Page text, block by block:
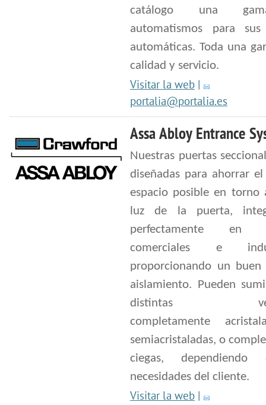
catálogo una
automatismos para sus
automáticas. Toda una
calidad y servicio.
Visitar la web |
portalia@portalia.es
Assa Abloy Entrance
Nuestras puertas
diseñadas para ahorrar
espacio posible en torno
luz de la puerta,
perfectamente en
comerciales e
proporcionando un
aislamiento. Pueden
distintas
completamente
semiacristaladas, o
ciegas,
necesidades del cliente.
Visitar la web |